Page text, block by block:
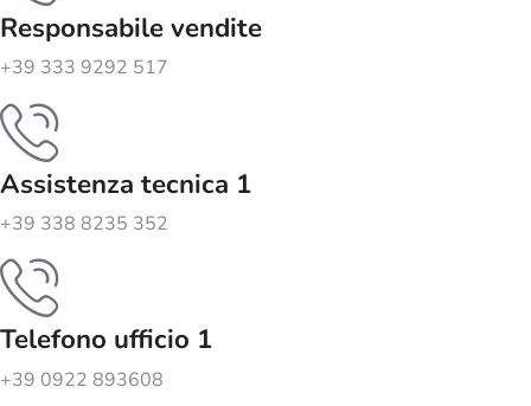
Responsabile vendite
+39 333 9292 517
Assistenza tecnica 1
+39 338 8235 352
Telefono ufficio 1
+39 0922 893608